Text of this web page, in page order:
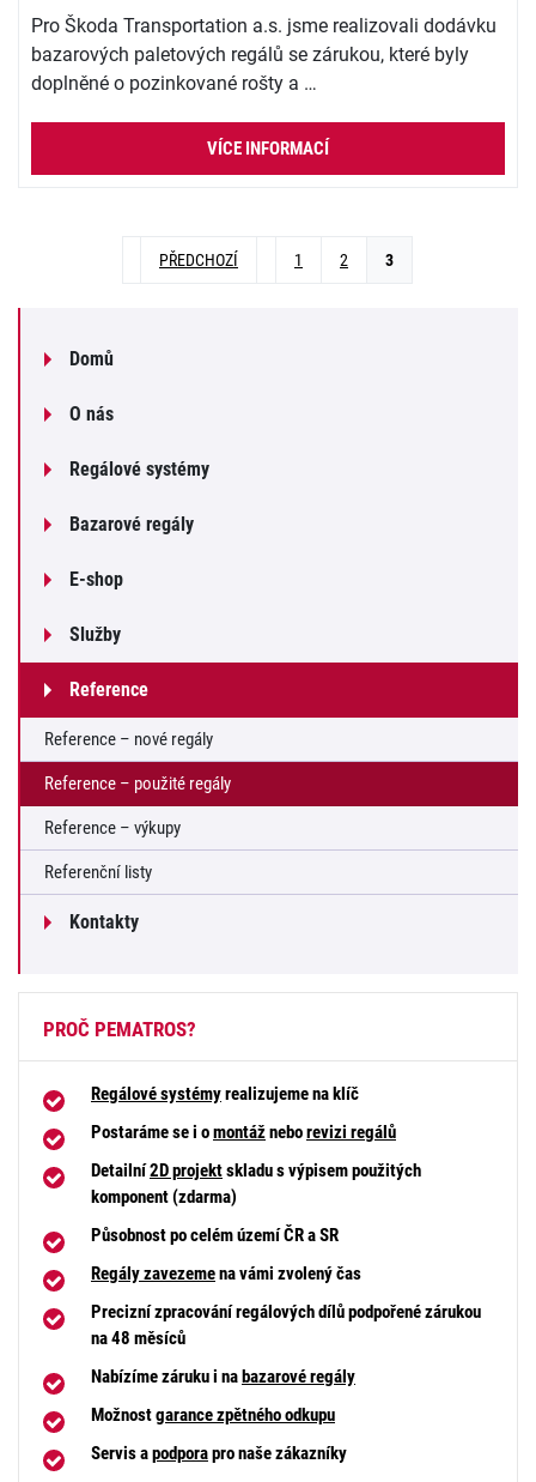
Domů
O nás
Regálové systémy
Bazarové regály
E-shop
Služby
Reference
Reference – nové regály
Reference – použité regály
Reference – výkupy
Referenční listy
Kontakty
PROČ PEMATROS?
Regálové systémyrealizujeme na klíč
Postaráme se i omontážneborevizi regálů
Detailní2D projektskladu s výpisem použitých
komponent (zdarma)
Působnost po celém území ČR a SR
Regály zavezemena vámi zvolený čas
Precizní zpracování regálových dílů podpořené zárukou
na 48 měsíců
Nabízíme záruku i nabazarové regály
Možnostgarance zpětného odkupu
Servis apodporapro naše zákazníky
Pro Škoda Transportation a.s. jsme realizovali dodávku
bazarových paletových regálů se zárukou, které byly
doplněné o pozinkované rošty a …
VÍCE INFORMACÍ
PŘEDCHOZÍ 1 2 3